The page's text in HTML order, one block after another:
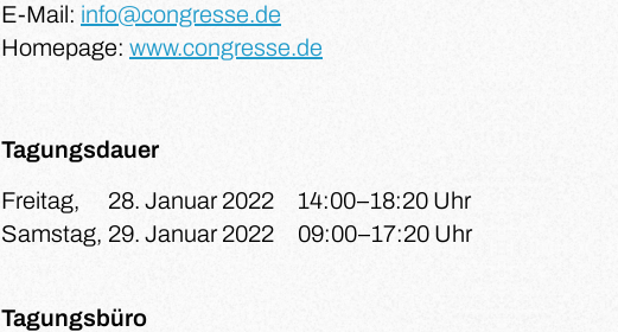
E-Mail: info@congresse.de
Homepage: www.congresse.de
Tagungsdauer
Freitag,
28. Januar 2022
14:00–18:20 Uhr
Samstag, 29. Januar 2022 09:00–17:20 Uhr
Tagungsbüro